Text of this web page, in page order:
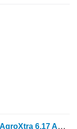
Parts, ersatzteile, pieces Deutz-Fahr AgroXtra 6.17 Agroxtra 6.07 parts, ersatzteile, pieces для трактора колесного Deutz-Fahr AgroXtra 6.17 Agroxtra 6.07